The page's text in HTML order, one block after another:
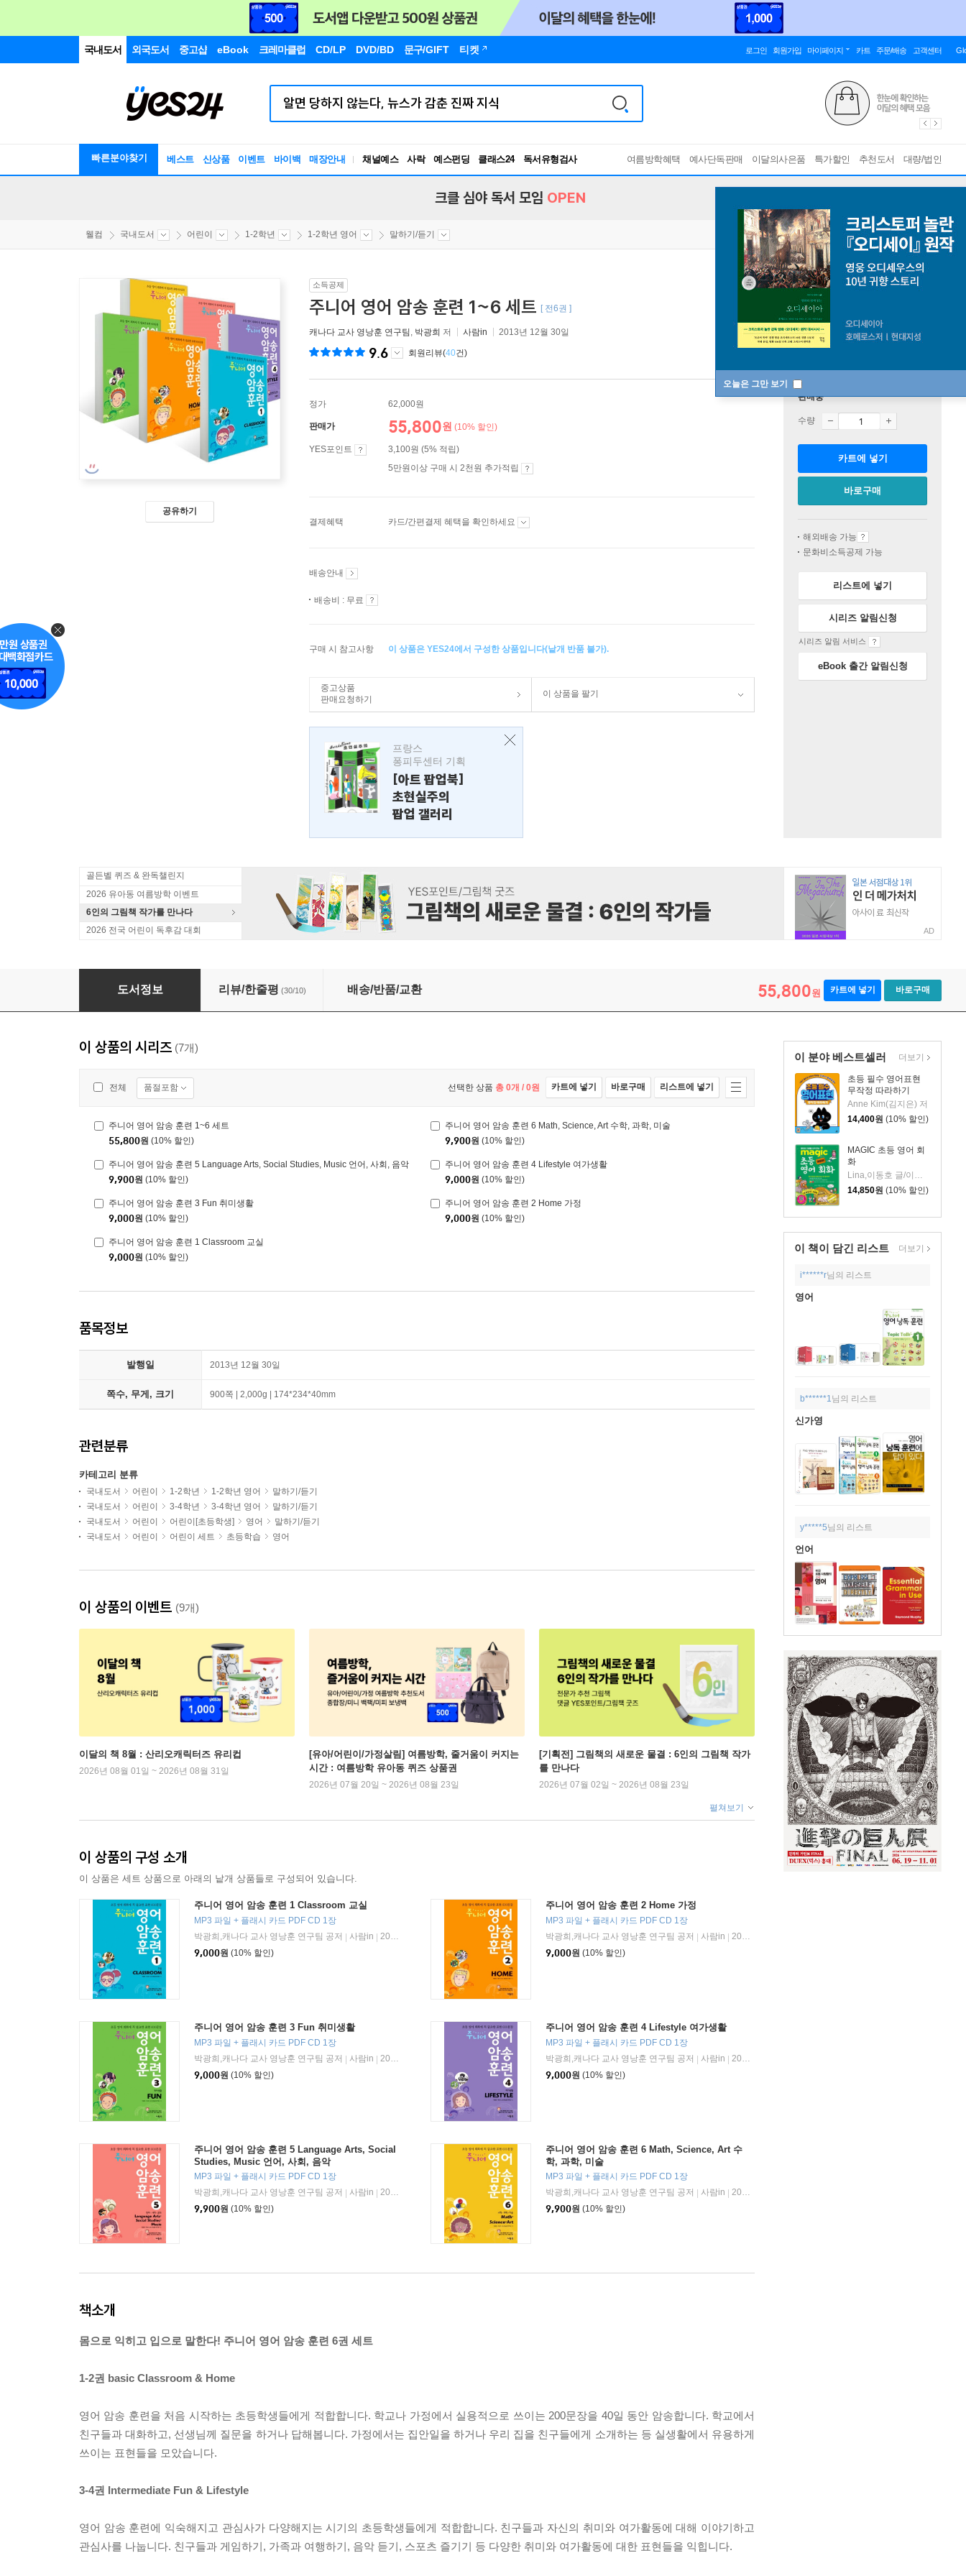
국내도서 외국도서 중고샵 eBook 크레마클럽 CD/LP DVD/BD 문구/GIFT 티켓 로그인 회원가입 마이페이지 카트 주문/배송 고객센터
빠른분야찾기 베스트 신상품 이벤트 바이백 매장안내 채널예스 사락 예스펀딩 클래스24
독서유형검사
RBTI Lab
여름방학혜택 예사단독판매 이달의사은품 특가할인 추천도서 대량/법인
오늘은 그만 보기
크클 심야 독서 모임 OPEN
웰컴 국내도서 어린이 1-2학년 1-2학년 영어 말하기/듣기
공유하기
소득공제
주니어 영어 암송 훈련 1~6 세트 [ 전6권 ]
캐나다 교사 영낭훈 연구팀 , 박광희 저 사람in 2013년 12월 30일
9.6 회원리뷰(40건)
정가 62,000원
판매가 55,800원 (10% 할인)
YES포인트
3,100원 (5% 적립)
5만원이상 구매 시 2천원 추가적립
결제혜택 카드/간편결제 혜택을 확인하세요
배송안내
배송비 : 무료
구매 시 참고사항 이 상품은 YES24에서 구성한 상품입니다(낱개 반품 불가).
중고상품
판매요청하기
이 상품을 팔기
프랑스
퐁피두센터 기획
[아트 팝업북]
초현실주의
팝업 갤러리
판매중
수량
카트에 넣기
바로구매
해외배송 가능
문화비소득공제 가능
리스트에 넣기
시리즈 알림신청
시리즈 알림 서비스
eBook 출간 알림신청
골든벨 퀴즈 & 완독챌린지
2026 유아동 여름방학 이벤트
6인의 그림책 작가를 만나다
2026 전국 어린이 독후감 대회
AD
주니어 영어 암송 훈련 1~6 세트
도서정보 리뷰/한줄평 (30/10) 배송/반품/교환 55,800원 카트에 넣기 바로구매
이 분야 베스트셀러
초등 필수 영어표현
무작정 따라하기
Anne Kim(김지은) 저
14,400원 (10% 할인)
MAGIC 초등 영어 회
화
Lina,이동호 글/이경 그림
14,850원 (10% 할인)
더보기
이 책이 담긴 리스트 더보기
i******r님의 리스트
영어
b******1님의 리스트
신가영
y*****5님의 리스트
언어
이 상품의 시리즈 (7개)
전체 품절포함 선택한 상품 총 0개 / 0원 카트에 넣기 바로구매 리스트에 넣기
주니어 영어 암송 훈련 1~6 세트
55,800원 (10% 할인)
주니어 영어 암송 훈련 6 Math, Science, Art 수학, 과학, 미술
9,900원 (10% 할인)
주니어 영어 암송 훈련 5 Language Arts, Social Studies, Music 언어, 사회, 음악
9,900원 (10% 할인)
주니어 영어 암송 훈련 4 Lifestyle 여가생활
9,000원 (10% 할인)
주니어 영어 암송 훈련 3 Fun 취미생활
9,000원 (10% 할인)
주니어 영어 암송 훈련 2 Home 가정
9,000원 (10% 할인)
주니어 영어 암송 훈련 1 Classroom 교실
9,000원 (10% 할인)
품목정보
발행일 2013년 12월 30일
쪽수, 무게, 크기 900쪽 | 2,000g | 174*234*40mm
관련분류
카테고리 분류
국내도서 어린이 1-2학년 1-2학년 영어
말하기/듣기
국내도서
어린이 3-4학년 3-4학년 영어
말하기/듣기
국내도서
어린이 어린이[초등학생] 영어
말하기/듣기
국내도서
어린이 어린이 세트 초등학습 영어
이 상품의 이벤트 (9개)
이달의 책 8월 : 산리오캐릭터즈 유리컵
2026년 08월 01일 ~ 2026년 08월 31일
[유아/어린이/가정살림] 여름방학, 줄거움이 커지는
시간 : 여름방학 유아동 퀴즈 상품권
2026년 07월 20일 ~ 2026년 08월 23일
[기획전] 그림책의 새로운 물결 : 6인의 그림책 작가
를 만나다
2026년 07월 02일 ~ 2026년 08월 23일
펼쳐보기
이 상품의 구성 소개
이 상품은 세트 상품으로 아래의 낱개 상품들로 구성되어 있습니다.
주니어 영어 암송 훈련 1 Classroom 교실
MP3 파일 + 플래시 카드 PDF CD 1장
박광희,캐나다 교사 영낭훈 연구팀 공저
사람in
2013년 12월 30일
9,000원 (10% 할인)
주니어 영어 암송 훈련 2 Home 가정
MP3 파일 + 플래시 카드 PDF CD 1장
박광희,캐나다 교사 영낭훈 연구팀 공저
사람in
2013년 12월 30일
9,000원 (10% 할인)
주니어 영어 암송 훈련 3 Fun 취미생활
MP3 파일 + 플래시 카드 PDF CD 1장
박광희,캐나다 교사 영낭훈 연구팀 공저
사람in
2013년 12월 30일
9,000원 (10% 할인)
주니어 영어 암송 훈련 4 Lifestyle 여가생활
MP3 파일 + 플래시 카드 PDF CD 1장
박광희,캐나다 교사 영낭훈 연구팀 공저
사람in
2013년 12월 30일
9,000원 (10% 할인)
주니어 영어 암송 훈련 5 Language Arts, Social
Studies, Music 언어, 사회, 음악
MP3 파일 + 플래시 카드 PDF CD 1장
박광희,캐나다 교사 영낭훈 연구팀 공저
사람in
2013년 12월 30일
9,900원 (10% 할인)
주니어 영어 암송 훈련 6 Math, Science, Art 수
학, 과학, 미술
MP3 파일 + 플래시 카드 PDF CD 1장
박광희,캐나다 교사 영낭훈 연구팀 공저
사람in
2013년 12월 30일
9,900원 (10% 할인)
책소개
몸으로 익히고 입으로 말한다! 주니어 영어 암송 훈련 6권 세트
1-2권 basic Classroom & Home
영어 암송 훈련을 처음 시작하는 초등학생들에게 적합합니다. 학교나 가정에서 실용적으로 쓰이는 200문장을 40일 동안 암송합니다. 학교에서
친구들과 대화하고, 선생님께 질문을 하거나 답해봅니다. 가정에서는 집안일을 하거나 우리 집을 친구들에게 소개하는 등 실생활에서 유용하게
쓰이는 표현들을 모았습니다.
3-4권 Intermediate Fun & Lifestyle
영어 암송 훈련에 익숙해지고 관심사가 다양해지는 시기의 초등학생들에게 적합합니다. 친구들과 자신의 취미와 여가활동에 대해 이야기하고
관심사를 나눕니다. 친구들과 게임하기, 가족과 여행하기, 음악 듣기, 스포츠 즐기기 등 다양한 취미와 여가활동에 대한 표현들을 익힙니다.